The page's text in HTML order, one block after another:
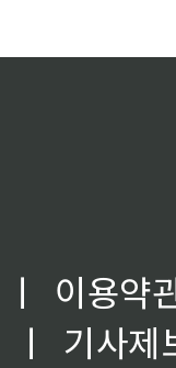
ㅣ
이용약
ㅣ
기사제